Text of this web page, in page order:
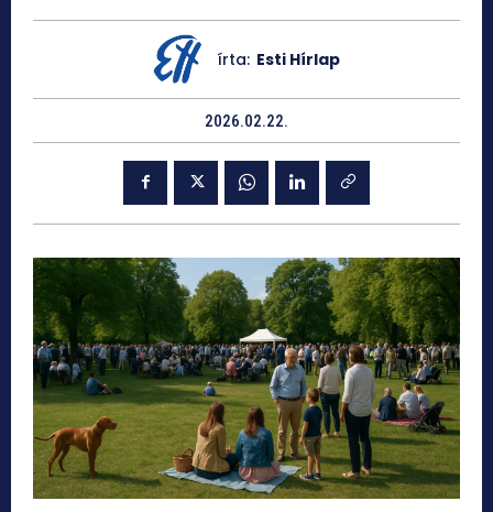
írta: Esti Hírlap
2026.02.22.